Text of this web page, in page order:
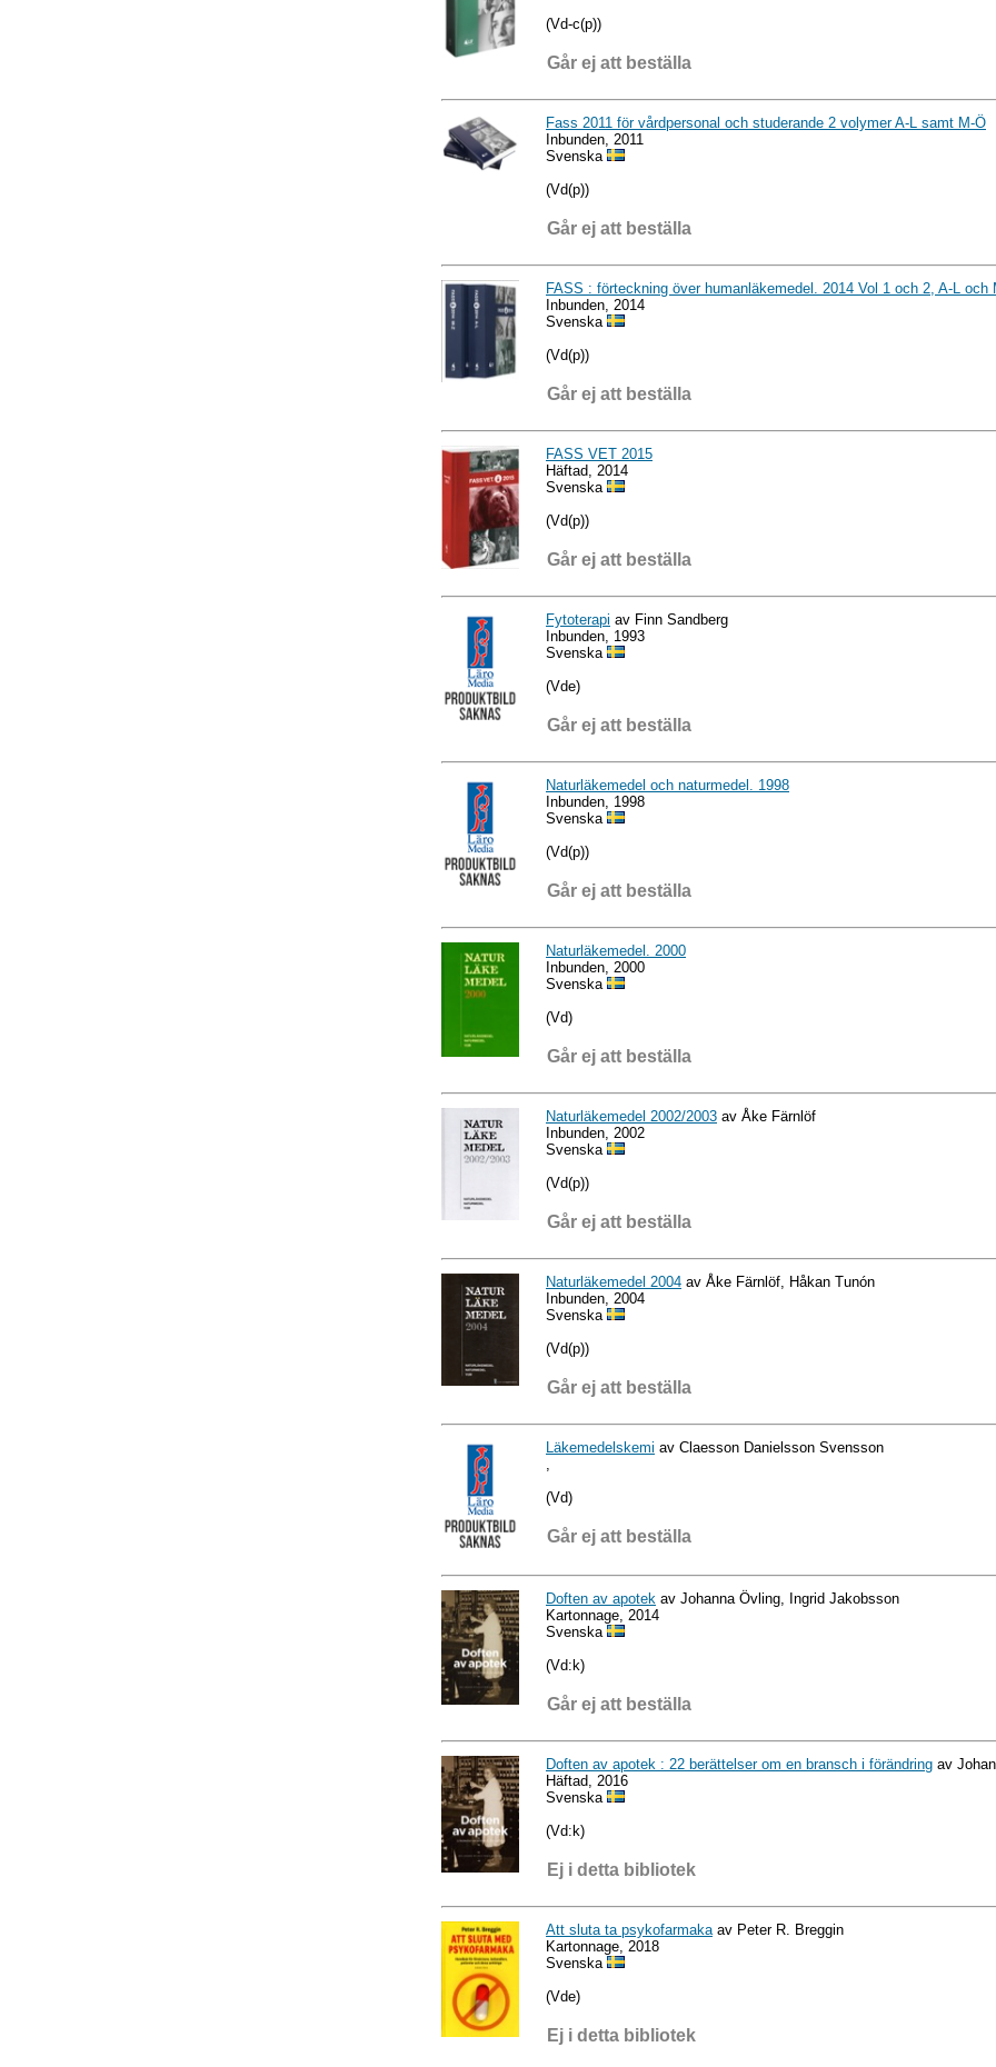
(Vd-c(p))
Går ej att beställa
Fass 2011 för vårdpersonal och studerande 2 volymer A-L samt M-Ö
Inbunden, 2011
Svenska
(Vd(p))
Går ej att beställa
FASS : förteckning över humanläkemedel. 2014 Vol 1 och 2, A-L och
Inbunden, 2014
Svenska
(Vd(p))
Går ej att beställa
FASS VET 2015
Häftad, 2014
Svenska
(Vd(p))
Går ej att beställa
Fytoterapi av Finn Sandberg
Inbunden, 1993
Svenska
(Vde)
Går ej att beställa
Naturläkemedel och naturmedel. 1998
Inbunden, 1998
Svenska
(Vd(p))
Går ej att beställa
Naturläkemedel. 2000
Inbunden, 2000
Svenska
(Vd)
Går ej att beställa
Naturläkemedel 2002/2003 av Åke Färnlöf
Inbunden, 2002
Svenska
(Vd(p))
Går ej att beställa
Naturläkemedel 2004 av Åke Färnlöf, Håkan Tunón
Inbunden, 2004
Svenska
(Vd(p))
Går ej att beställa
Läkemedelskemi av Claesson Danielsson Svensson
(Vd)
Går ej att beställa
Doften av apotek av Johanna Övling, Ingrid Jakobsson
Kartonnage, 2014
Svenska
(Vd:k)
Går ej att beställa
Doften av apotek : 22 berättelser om en bransch i förändring av
Häftad, 2016
Svenska
(Vd:k)
Ej i detta bibliotek
Att sluta ta psykofarmaka av Peter R. Breggin
Kartonnage, 2018
Svenska
(Vde)
Ej i detta bibliotek